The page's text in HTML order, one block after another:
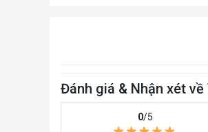
Đánh giá & Nhận xét
0/5